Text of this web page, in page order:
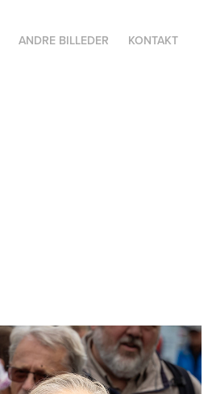
ANDRE BILLEDER KONTAKT